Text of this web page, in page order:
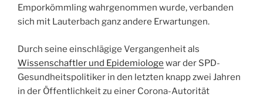
Emporkömmling wahrgenommen wurde, verbanden
sich mit Lauterbach ganz andere Erwartungen.
Durch seine einschlägige Vergangenheit als
Wissenschaftler und Epidemiologe war der SPD-
Gesundheitspolitiker in den letzten knapp zwei Jahren
in der Öffentlichkeit zu einer Corona-Autorität